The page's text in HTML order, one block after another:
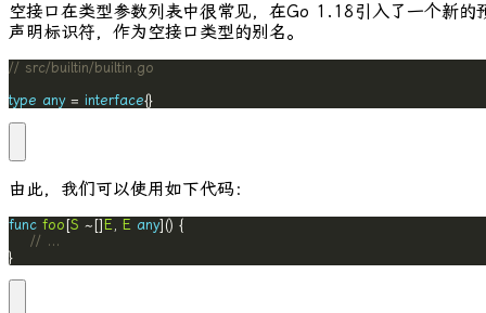
空接口在类型参数列表中很常见，在Go 1.18引入了一个新的
声明标识符，作为空接口类型的别名。
// src/builtin/builtin.go
type any = interface{}
由此，我们可以使用如下代码：
func foo [S ~[]E, E any
// ...
}